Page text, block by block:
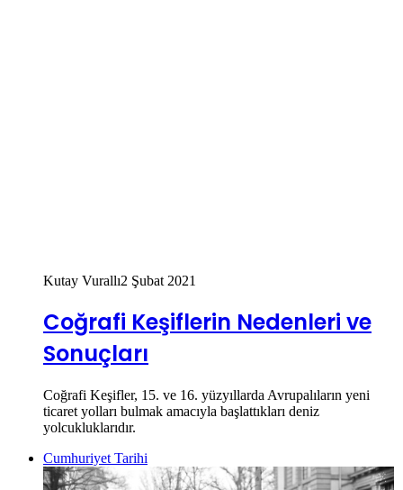
Kutay Vurallı2 Şubat 2021
Coğrafi Keşiflerin Nedenleri ve
Sonuçları
Coğrafi Keşifler, 15. ve 16. yüzyıllarda Avrupalıların yeni
ticaret yolları bulmak amacıyla başlattıkları deniz
yolcukluklarıdır.
Cumhuriyet Tarihi